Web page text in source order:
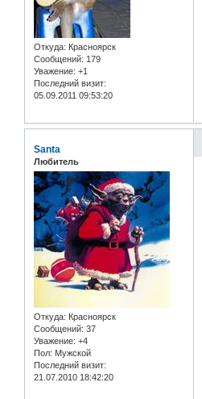
Откуда: Красноярск
Сообщений: 179
Уважение: +1
Последний визит:
05.09.2011 09:53:20
Santa
Любитель
Откуда: Красноярск
Сообщений: 37
Уважение: +4
Пол: Мужской
Последний визит:
21.07.2010 18:42:20